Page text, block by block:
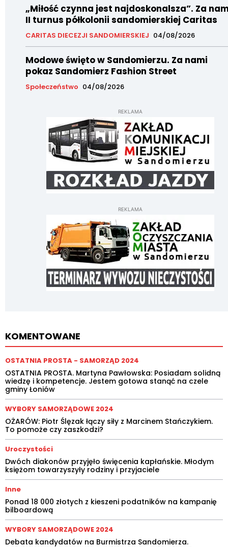
„Miłość czynna jest najdoskonalsza”. Za
II turnus półkolonii sandomierskiej Caritas
CARITAS DIECEZJI SANDOMIERSKIEJ 04/08/2026
Modowe święto w Sandomierzu. Za nami
pokaz Sandomierz Fashion Street
Społeczeństwo 04/08/2026
REKLAMA
REKLAMA
KOMENTOWANE
OSTATNIA PROSTA - SAMORZĄD 2024
OSTATNIA PROSTA. Martyna Pawłowska: Posiadam solidną
wiedzę i kompetencje. Jestem gotowa stanąć na czele
gminy Łoniów
WYBORY SAMORZĄDOWE 2024
OŻARÓW: Piotr Ślęzak łączy siły z Marcinem Stańczykiem.
To pomoże czy zaszkodzi?
Uroczystości
Dwóch diakonów przyjęło święcenia kapłańskie. Młodym
księżom towarzyszyły rodziny i przyjaciele
Inne
Ponad 18 000 złotych z kieszeni podatników na kampanię
bilboardową
WYBORY SAMORZĄDOWE 2024
Debata kandydatów na Burmistrza Sandomierza.